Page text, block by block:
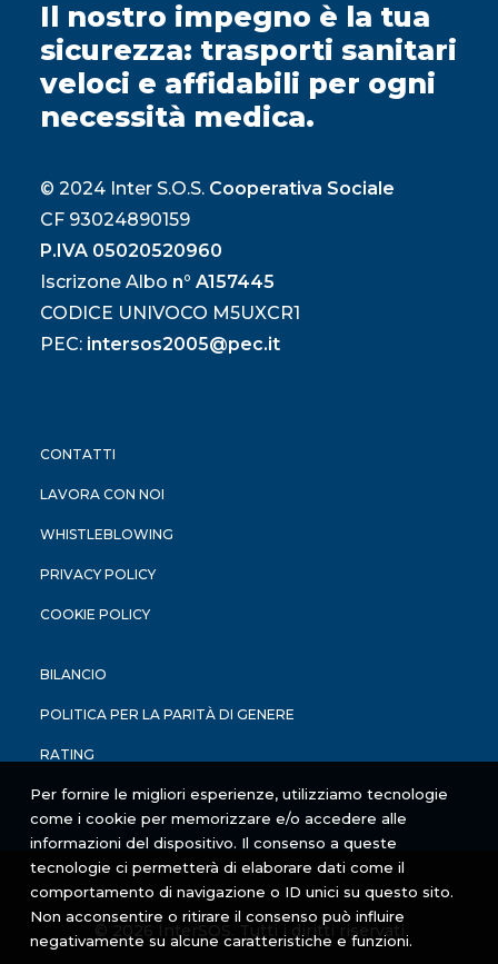
Il nostro impegno è la tua
sicurezza: trasporti sanitari
veloci e affidabili per ogni
necessità medica.
© 2024 Inter S.O.S. Cooperativa Sociale
CF 93024890159
P.IVA 05020520960
Iscrizone Albo n° A157445
CODICE UNIVOCO M5UXCR1
PEC: intersos2005@pec.it
CONTATTI
LAVORA CON NOI
WHISTLEBLOWING
PRIVACY POLICY
COOKIE POLICY
BILANCIO
POLITICA PER LA PARITÀ DI GENERE
RATING
© 2026 InterSOS. Tutti i diritti riservati
Per fornire le migliori esperienze, utilizziamo tecnologie
come i cookie per memorizzare e/o accedere alle
informazioni del dispositivo. Il consenso a queste
tecnologie ci permetterà di elaborare dati come il
comportamento di navigazione o ID unici su questo sito.
Non acconsentire o ritirare il consenso può influire
negativamente su alcune caratteristiche e funzioni.